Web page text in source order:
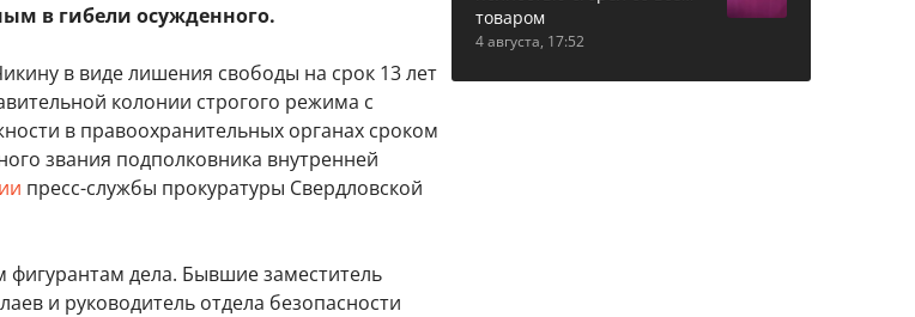
в гибели осужденного.
в виде лишения свободы на срок 13 лет
колонии строгого режима с
в правоохранительных органах сроком
звания подполковника внутренней
пресс-службы прокуратуры Свердловской
фигурантам дела. Бывшие заместитель
и руководитель отдела безопасности
товаром
4 августа, 17:52